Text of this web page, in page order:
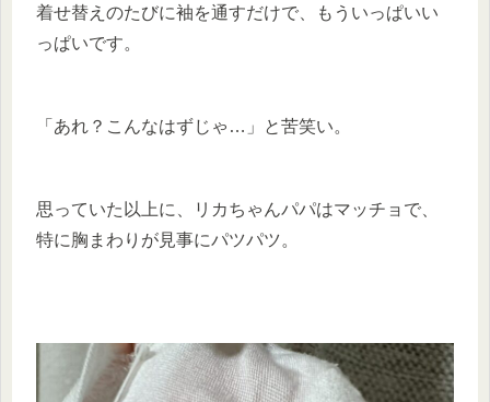
着せ替えのたびに袖を通すだけで、もういっぱいい
っぱいです。
「あれ？こんなはずじゃ…」と苦笑い。
思っていた以上に、リカちゃんパパはマッチョで、
特に胸まわりが見事にパツパツ。